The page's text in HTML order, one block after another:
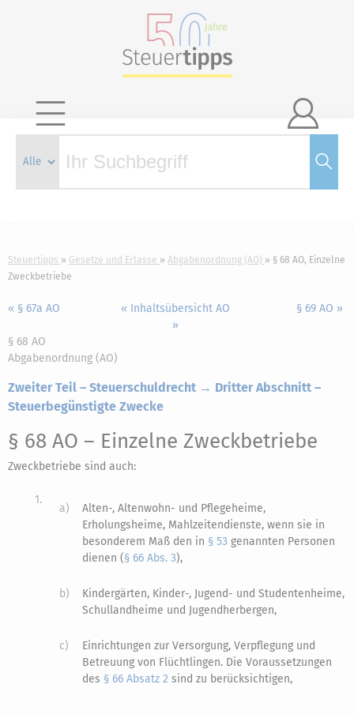

Steuertipps Gesetze und Erlasse Abgabenordnung (AO)
§ 68 AO, Einzelne
Zweckbetriebe
« § 67a AO
« Inhaltsübersicht AO
»
§ 69 AO »
§ 68 AO
Abgabenordnung (AO)
Zweiter Teil – Steuerschuldrecht → Dritter Abschnitt –
Steuerbegünstigte Zwecke
§ 68 AO – Einzelne Zweckbetriebe
Zweckbetriebe sind auch:
1.
a)
Alten-, Altenwohn- und Pflegeheime,
Erholungsheime, Mahlzeitendienste, wenn sie in
besonderem Maß den in § 53 genannten Personen
dienen (§ 66 Abs. 3),
b)
Kindergärten, Kinder-, Jugend- und Studentenheime,
Schullandheime und Jugendherbergen,
c)
Einrichtungen zur Versorgung, Verpflegung und
Betreuung von Flüchtlingen. Die Voraussetzungen
des § 66 Absatz 2 sind zu berücksichtigen,